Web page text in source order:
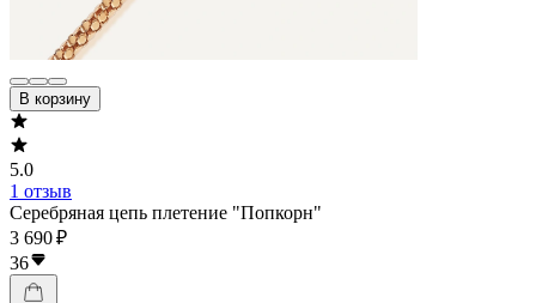
В корзину
5.0
1 отзыв
Серебряная цепь плетение "Попкорн"
3 690 ₽
36